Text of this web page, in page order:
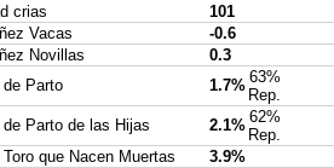
crias
101
Vacas
-0.6
Novillas
0.3
Parto 1.7% 63%
Rep.
Parto de las Hijas 2.1% 62%
Rep.
que Nacen Muertas
3.9%